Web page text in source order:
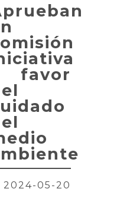
favor
2024-05-20